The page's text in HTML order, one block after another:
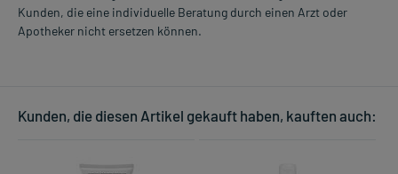
Kunden, die eine individuelle Beratung durch einen Arzt oder
Apotheker nicht ersetzen können.
Kunden, die diesen Artikel gekauft haben, kauften auch: